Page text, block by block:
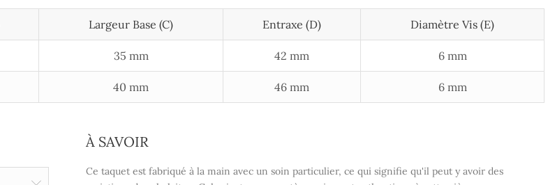
Largeur Base (c) Entraxe (D) Diamètre Vis (E)
35 mm 42 mm 6 mm
40 mm 46 mm 6 mm
À SAVOIR
Ce taquet est fabriqué à la main avec un soin particulier, ce qui signifie qu'il peut y avoir des